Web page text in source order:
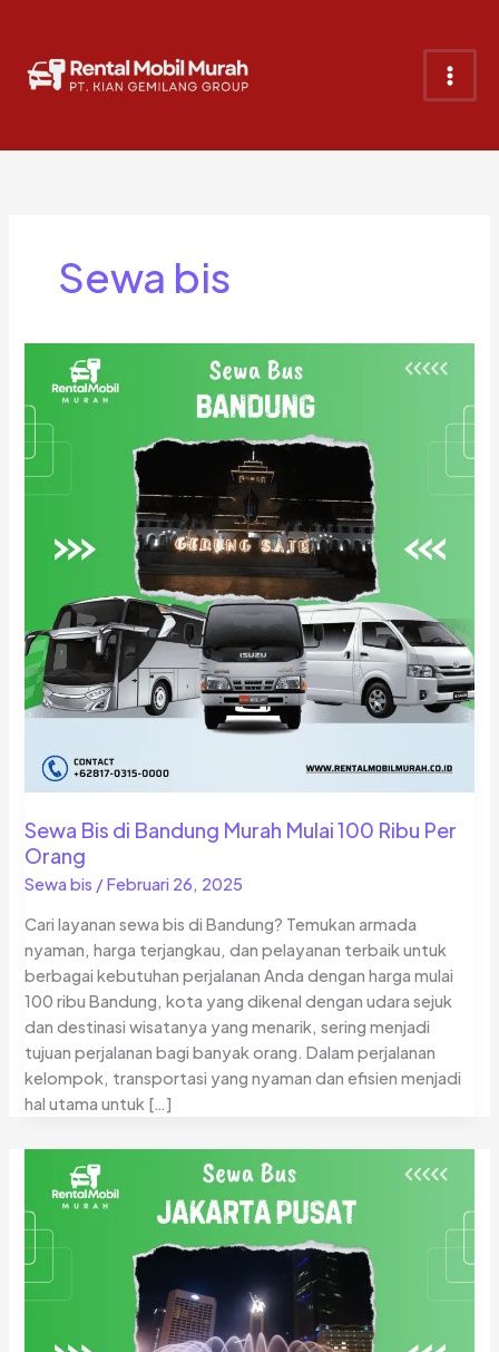
konten
Sewa bis
Sewa Bis di Bandung Murah Mulai 100 Ribu Per
Orang
Sewa bis /Februari 26, 2025
Cari layanan sewa bis di Bandung? Temukan armada
nyaman, harga terjangkau, dan pelayanan terbaik untuk
berbagai kebutuhan perjalanan Anda dengan harga mulai
100 ribu Bandung, kota yang dikenal dengan udara sejuk
dan destinasi wisatanya yang menarik, sering menjadi
tujuan perjalanan bagi banyak orang. Dalam perjalanan
kelompok, transportasi yang nyaman dan efisien menjadi
hal utama untuk […]